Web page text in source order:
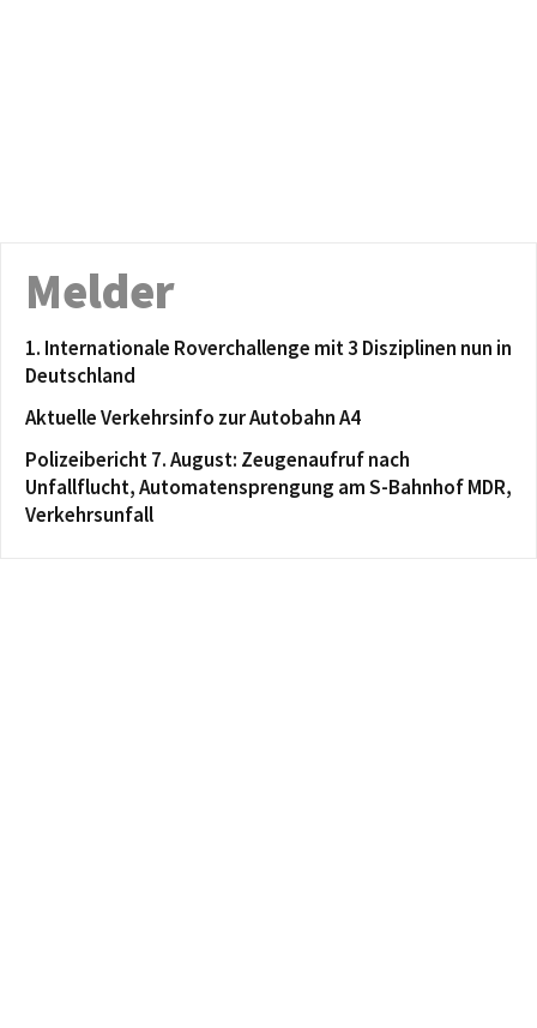
Melder
1. Internationale Roverchallenge mit 3 Disziplinen nun in
Deutschland
Aktuelle Verkehrsinfo zur Autobahn A4
Polizeibericht 7. August: Zeugenaufruf nach
Unfallflucht, Automatensprengung am S-Bahnhof MDR,
Verkehrsunfall